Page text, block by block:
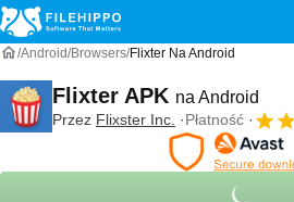
Android Browsers Flixter Na Android
Flixter APK na Android
Przez Flixster Inc. Płatność